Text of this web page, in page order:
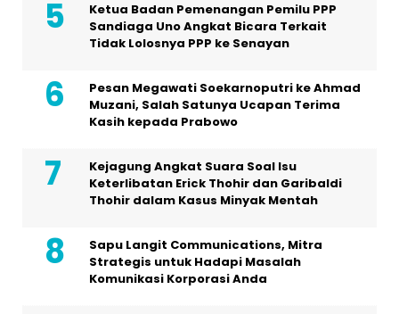
Ketua Badan Pemenangan Pemilu PPP
Sandiaga Uno Angkat Bicara Terkait
Tidak Lolosnya PPP ke Senayan
Pesan Megawati Soekarnoputri ke Ahmad
Muzani, Salah Satunya Ucapan Terima
Kasih kepada Prabowo
Kejagung Angkat Suara Soal Isu
Keterlibatan Erick Thohir dan Garibaldi
Thohir dalam Kasus Minyak Mentah
Sapu Langit Communications, Mitra
Strategis untuk Hadapi Masalah
Komunikasi Korporasi Anda